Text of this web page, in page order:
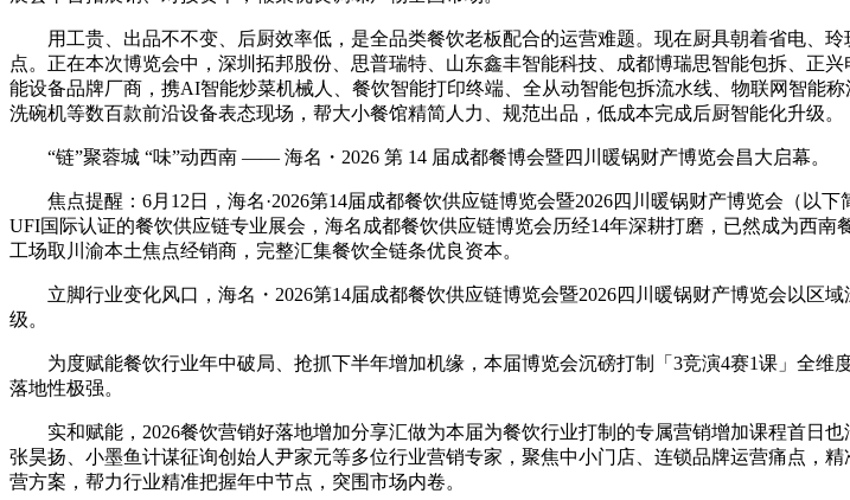
用工贵、出品不不变、后厨效率低，是全品类餐饮老板配合的运营难题。现在厨具朝着省电、
点。正在本次博览会中，深圳拓邦股份、思普瑞特、山东鑫丰智能科技、成都博瑞思智能包拆、正
能设备品牌厂商，携AI智能炒菜机械人、餐饮智能打印终端、全从动智能包拆流水线、物联网智能
洗碗机等数百款前沿设备表态现场，帮大小餐馆精简人力、规范出品，低成本完成后厨智能化升级。
“链”聚蓉城 “味”动西南 —— 海名・2026 第 14 届成都餐博会暨四川暖锅财产博览会昌大启幕。
焦点提醒：6月12日，海名·2026第14届成都餐饮供应链博览会暨2026四川暖锅财产博览会（以
UFI国际认证的餐饮供应链专业展会，海名成都餐饮供应链博览会历经14年深耕打磨，已然成为西
工场取川渝本土焦点经销商，完整汇集餐饮全链条优良资本。
立脚行业变化风口，海名・2026第14届成都餐饮供应链博览会暨2026四川暖锅财产博览会以区
级。
为度赋能餐饮行业年中破局、抢抓下半年增加机缘，本届博览会沉磅打制「3竞演4赛1课」全维
落地性极强。
实和赋能，2026餐饮营销好落地增加分享汇做为本届为餐饮行业打制的专属营销增加课程首日
张昊扬、小墨鱼计谋征询创始人尹家元等多位行业营销专家，聚焦中小门店、连锁品牌运营痛点，
营方案，帮力行业精准把握年中节点，突围市场内卷。